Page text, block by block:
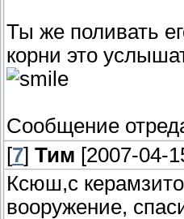
Ты же поливать
корни это
Сообщение
[7] Тим [2007-04-
Ксюш,с
вооружение,